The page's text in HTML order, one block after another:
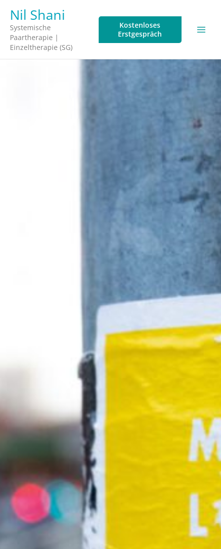
Inhalt
springen
Nil Shani
Systemische
Paartherapie |
Einzeltherapie (SG)
Kostenloses
Erstgespräch